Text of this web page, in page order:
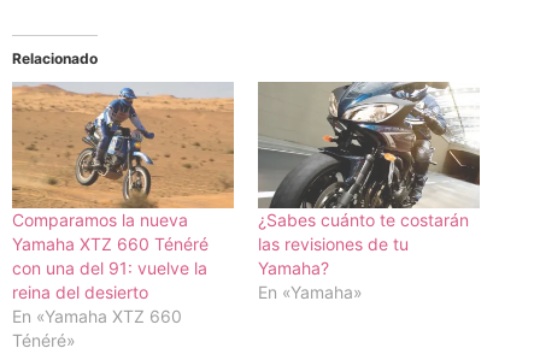
Relacionado
Comparamos la nueva
Yamaha XTZ 660 Ténéré
con una del 91: vuelve la
reina del desierto
En «Yamaha XTZ 660
Ténéré»
¿Sabes cuánto te costarán
las revisiones de tu
Yamaha?
En «Yamaha»